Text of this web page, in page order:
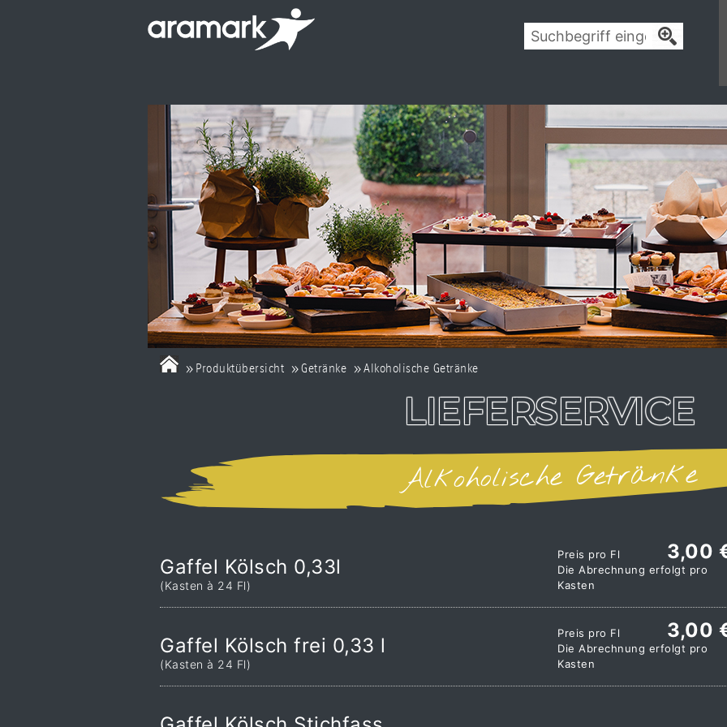
» Produktübersicht »Getränke »Alkoholische Getränke
LIEFERSERVICE
Alkoholische Getränke
Gaffel Kölsch 0,33l
(Kasten à 24 Fl)
3,00
Preis pro Fl
Die Abrechnung erfolgt pro
Kasten
Gaffel Kölsch frei 0,33 l
(Kasten à 24 Fl)
3,00
Preis pro Fl
Die Abrechnung erfolgt pro
Kasten